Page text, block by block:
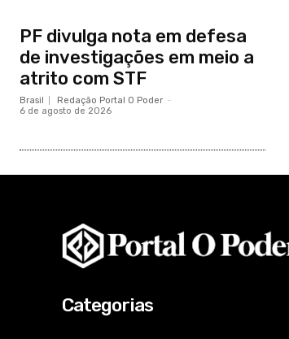
PF divulga nota em defesa
de investigações em meio a
atrito com STF
Brasil Redação Portal O Poder -
6 de agosto de 2026
Categorias